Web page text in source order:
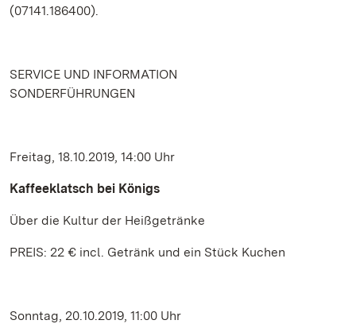
(07141.186400).
SERVICE UND INFORMATION
SONDERFÜHRUNGEN
Freitag, 18.10.2019, 14:00 Uhr
Kaffeeklatsch bei Königs
Über die Kultur der Heißgetränke
PREIS: 22 € incl. Getränk und ein Stück Kuchen
Sonntag, 20.10.2019, 11:00 Uhr